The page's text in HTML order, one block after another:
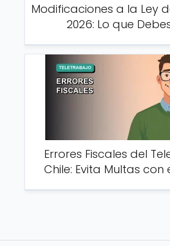
Modificaciones a la Ley
2026: Lo que
Errores Fiscales del
Chile: Evita Multas con